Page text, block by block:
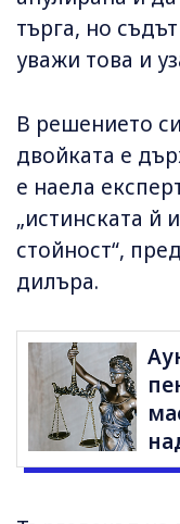
търга, но
уважи това и
В решението
двойката е
е наела
„истинската й
стойност“,
дилъра.